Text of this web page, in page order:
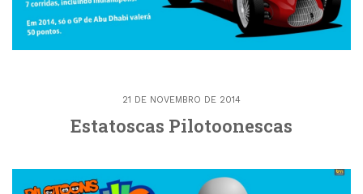
21 DE NOVEMBRO DE 2014
Estatoscas Pilotoonescas